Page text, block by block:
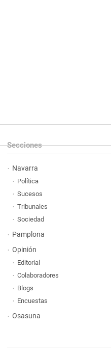
Secciones
Navarra
Política
Sucesos
Tribunales
Sociedad
Pamplona
Opinión
Editorial
Colaboradores
Blogs
Encuestas
Osasuna